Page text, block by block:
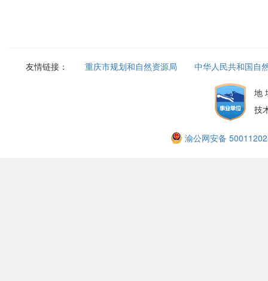
友情链接： 重庆市规划和自然资源局 中华人民共和国自
地
技
渝公网安备